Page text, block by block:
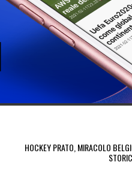
HOCKEY PRATO, MIRACOLO